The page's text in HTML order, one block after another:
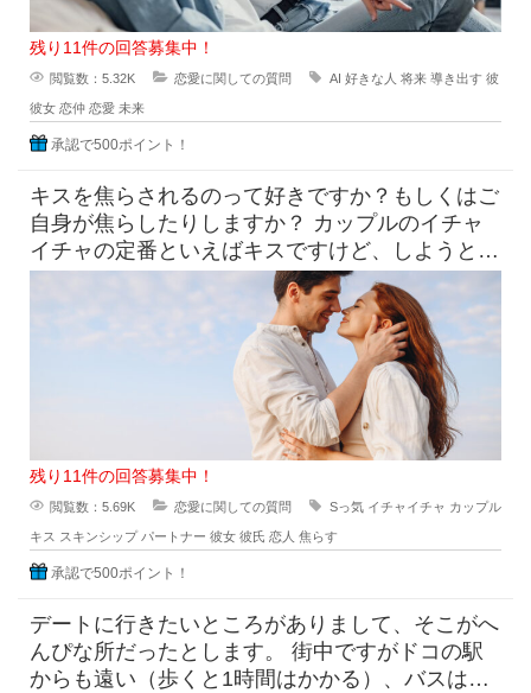
残り11件の回答募集中！
閲覧数：5.32K 恋愛に関しての質問 AI 好きな人 将来 導き出す 彼
彼女 恋仲 恋愛 未来
承認で500ポイント！
キスを焦らされるのって好きですか？もしくはご
自身が焦らしたりしますか？ カップルのイチャ
イチャの定番といえばキスですけど、しようとし
てるのにだめって言われ
残り11件の回答募集中！
閲覧数：5.69K 恋愛に関しての質問 Sっ気 イチャイチャ カップル
キス スキンシップ パートナー 彼女 彼氏 恋人 焦らす
承認で500ポイント！
デートに行きたいところがありまして、そこがへ
んぴな所だったとします。 街中ですがドコの駅
からも遠い（歩くと1時間はかかる）、バスは出